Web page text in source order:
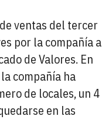
ventas del tercer
por la compañía a
de Valores. En
compañía ha
de locales, un 4
en las